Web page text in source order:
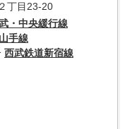
丁目23-20
・中央緩行線
山手線
西武鉄道新宿線